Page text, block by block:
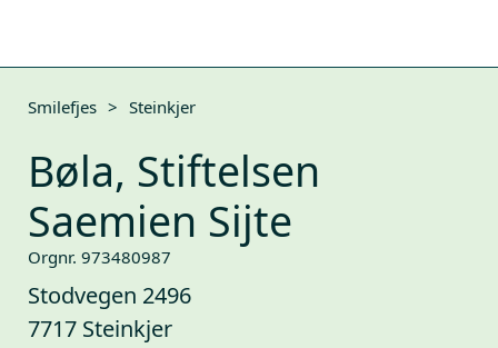
Smilefjes > Steinkjer
Bøla, Stiftelsen
Saemien Sijte
Orgnr. 973480987
Stodvegen 2496
7717 Steinkjer